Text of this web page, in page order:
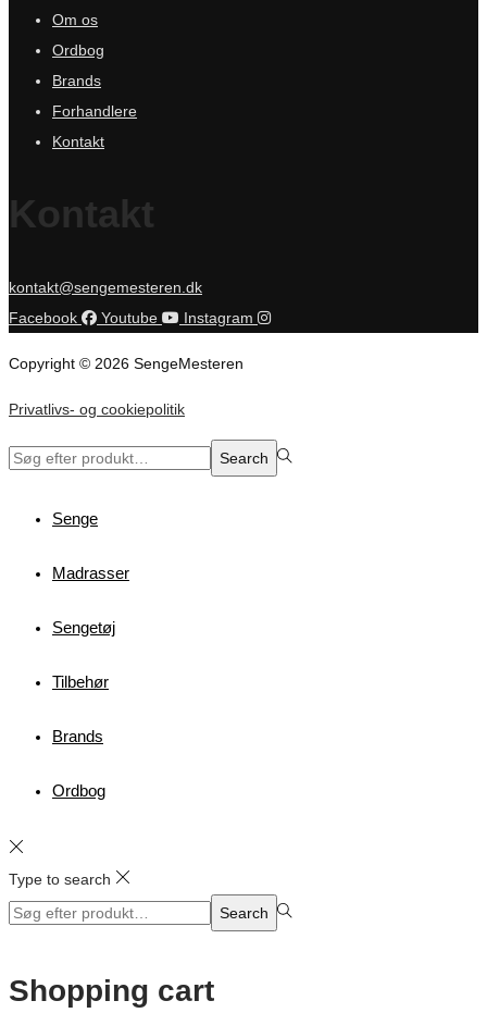
Om os
Ordbog
Brands
Forhandlere
Kontakt
Kontakt
kontakt@sengemesteren.dk
Facebook
Youtube Instagram
Copyright © 2026 SengeMesteren
Privatlivs- og cookiepolitik
Search
Search
Senge
Madrasser
Sengetøj
Tilbehør
Brands
Ordbog
Type to search
Search
Search
Shopping cart